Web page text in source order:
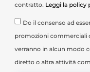
contratto. Leggi la policy
Do il consenso ad
promozioni commerciali
verranno in alcun modo
diretto o altra attività